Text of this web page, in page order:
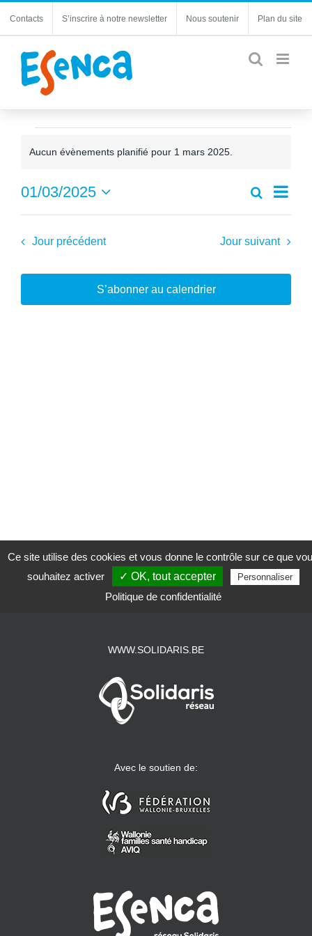
Contacts S’inscrire à notre newsletter Nous soutenir Plan du site
1
mars
2025
Aucun évènements planifié pour 1 mars 2025.
et
vues
Recherche
Jour
01/03/2025
Sélectionnez
date.
Jour précédent Jour suivant
S’abonner au calendrier
WWW.SOLIDARIS.BE
Avec le soutien de:
Ce site utilise des cookies et vous donne le contrôle sur ce que
souhaitez activer
✓ OK, tout accepter Personnaliser
Politique de confidentialité